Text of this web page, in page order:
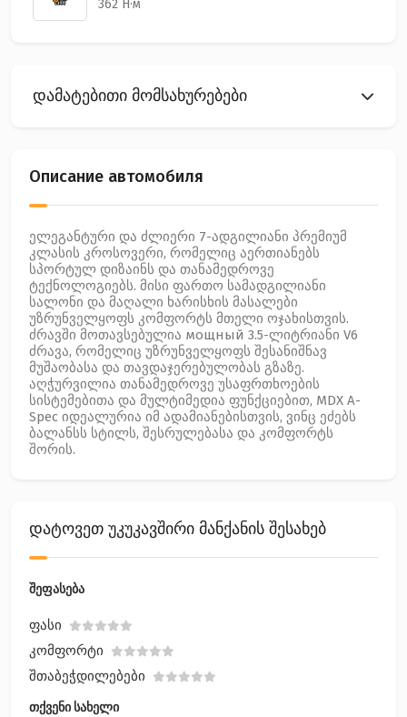
362 Н·м
დამატებითი მომსახურებები
Описание автомобиля
ელეგანტური და ძლიერი 7-ადგილიანი პრემიუმ
კლასის კროსოვერი, რომელიც აერთიანებს
სპორტულ დიზაინს და თანამედროვე
ტექნოლოგიებს. მისი ფართო სამადგილიანი
სალონი და მაღალი ხარისხის მასალები
უზრუნველყოფს კომფორტს მთელი ოჯახისთვის.
ძრავში მოთავსებულია мощный 3.5-ლიტრიანი V6
ძრავა, რომელიც უზრუნველყოფს შესანიშნავ
მუშაობასა და თავდაჯერებულობას გზაზე.
აღჭურვილია თანამედროვე უსაფრთხოების
სისტემებითა და მულტიმედია ფუნქციებით, MDX A-
Spec იდეალურია იმ ადამიანებისთვის, ვინც ეძებს
ბალანსს სტილს, შესრულებასა და კომფორტს
შორის.
დატოვეთ უკუკავშირი მანქანის შესახებ
შეფასება
Ფასი
Კომფორტი
Შთაბეჭდილებები
თქვენი სახელი